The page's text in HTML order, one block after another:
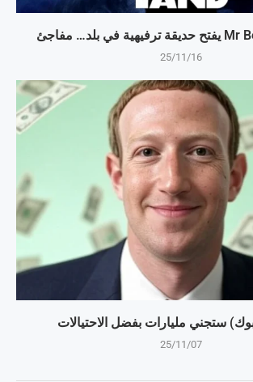
25/11/16
ستجني مليارات بفضل الاحتيالات
25/11/07